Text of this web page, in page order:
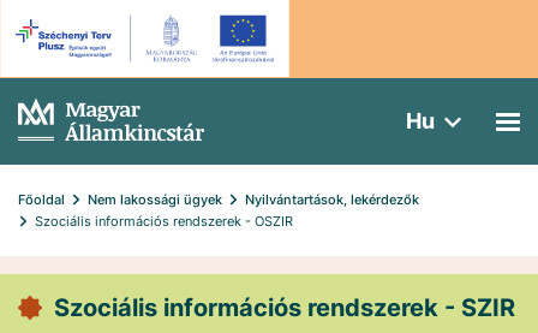
Hu
Főoldal Nem lakossági ügyek
Nyilvántartások, lekérdezők
Szociális információs rendszerek - OSZIR
Szociális információs rendszerek - SZIR